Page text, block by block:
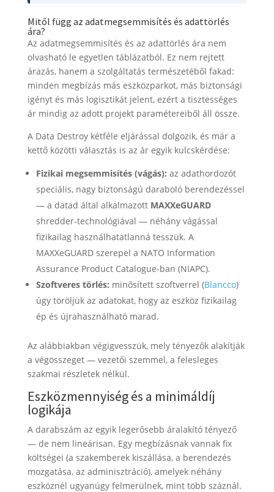
Mitől függ az adatmegsemmisítés és adattörlés
ára?
Az adatmegsemmisítés és az adattörlés ára nem
olvasható le egyetlen táblázatból. Ez nem rejtett
árazás, hanem a szolgáltatás természetéből fakad:
minden megbízás más eszközparkot, más biztonsági
igényt és más logisztikát jelent, ezért a tisztességes
ár mindig az adott projekt paramétereiből áll össze.
A Data Destroy kétféle eljárással dolgozik, és már a
kettő közötti választás is az ár egyik kulcskérdése:
Fizikai megsemmisítés (vágás): az adathordozót
speciális, nagy biztonságú daraboló berendezéssel
— a datad által alkalmazott MAXXeGUARD
shredder-technológiával — néhány vágással
fizikailag használhatatlanná tesszük. A
MAXXeGUARD szerepel a NATO Information
Assurance Product Catalogue-ban (NIAPC).
Szoftveres törlés: minősített szoftverrel (Blancco)
úgy töröljük az adatokat, hogy az eszköz fizikailag
ép és újrahasználható marad.
Az alábbiakban végigvesszük, mely tényezők alakítják
a végösszeget — vezetői szemmel, a felesleges
szakmai részletek nélkül.
Eszközmennyiség és a minimáldíj
logikája
A darabszám az egyik legerősebb áralakító tényező
— de nem lineárisan. Egy megbízásnak vannak fix
költségei (a szakemberek kiszállása, a berendezés
mozgatása, az adminisztráció), amelyek néhány
eszköznél ugyanúgy felmerülnek, mint több száznál.